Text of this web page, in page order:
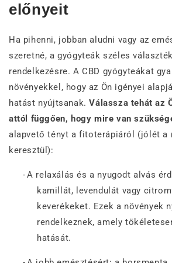
előnyeit
Ha pihenni, jobban aludni vagy az
szeretné, a gyógyteák széles
rendelkezésre. A CBD gyógyteákat
növényekkel, hogy az Ön igényei
hatást nyújtsanak.Válassza tehát az
attól függően, hogy mire van
alapvető tényt a fitoterápiáról (jólét a
keresztül):
-A relaxálás és a nyugodt alvás
kamillát, levendulát vagy
keverékeket. Ezek a növények
rendelkeznek, amely
hatását.